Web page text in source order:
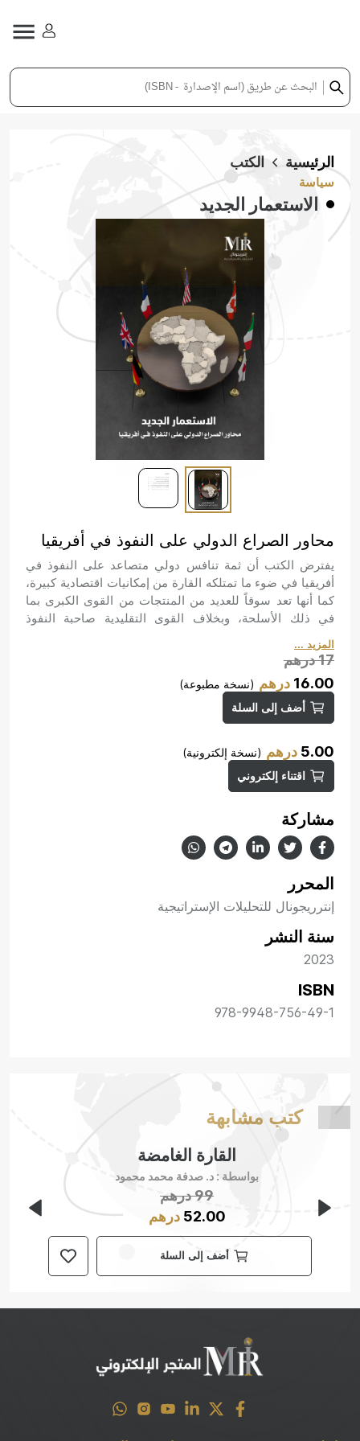
الرئيسية الكتب
سياسة
الاستعمار الجديد
محاور الصراع الدولي على النفوذ في أفريقيا
يفترض الكتب أن ثمة تنافس دولي متصاعد على النفوذ في
أفريقيا في ضوء ما تمتلكه القارة من إمكانيات اقتصادية كبيرة،
كما أنها تعد سوقاً للعديد من المنتجات من القوى الكبرى بما
في ذلك الأسلحة، وبخلاف القوى التقليدية صاحبة النفوذ
التاريخي في أفريقيا على غرار فرنسا، سعت العديد من
الأطراف الأخرى إلى مضاعفة حضورها في أفريقيا وذلك على
غرار الصين وروسيا، وهوالأمر الذي أوجد سياق محفز للصراع
الدولي المتزايد في أفريقيا.
المزيد ...
17درهم
16.00 درهم (نسخة مطبوعة)
أضف إلى السلة
5.00 درهم (نسخة إلكترونية)
اقتناء إلكتروني
مشاركة
المحرر
إنترريجونال للتحليلات الإستراتيجية
سنة النشر
2023
ISBN
978-9948-756-49-1
كتب مشابهة
القارة الغامضة
بواسطة : د. صدفة محمد محمود
99درهم
52.00 درهم
أضف إلى السلة